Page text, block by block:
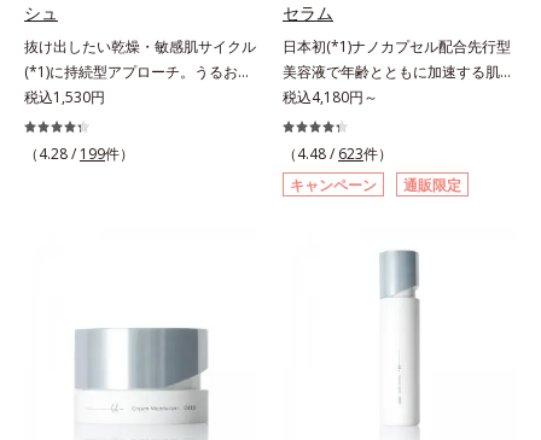
不使用(*5)・パラベンフリー、6つ
のフリー処方で徹底的に肌に寄り添
います。*1 乾燥と敏感をくり返す
こと*2 敏感肌対象連用テスト済
（すべての方のお肌に合うというこ
とではありません）*3 乾燥して敏
物由来アミノ酸（エクトイン）配合
荒れを防ぐ保湿成分*5 ウォッシュ
を除くLM＝さっぱり高保湿タイプ
（脂性肌～普通肌）RM＝しっとり
不使用(*5)・パラベンフリー、6つ
のフリー処方で徹底的に肌に寄り添
います。*1 乾燥と敏感をくり返す
こと*2 敏感肌対象連用テスト済
（すべての方のお肌に合うというこ
とではありません）*3 乾燥して敏
感に感じやすい状態のこと*4 発酵
へ導く保湿成分、植物由来アミノ酸
え、すこやかに保つ保湿成分、微生
荒れを防ぐ保湿成分*5 ウォッシュ
を除くLM＝さっぱり高保湿タイプ
（脂性肌～普通肌）RM＝しっとり
シュ
抜け出したい乾燥・敏感肌サイクル
(*1)に持続型アプローチ。うるおい
を追求した敏感肌用保湿スキンケア
(*2)。うるおいを逃し、刺激を受け
やすい角層の“乾燥敏感スランプ
合。もともと体内にあるアミノ酸は
どまってうるおいを蓄えてくれま
す。刺激を受けやすくなった角層を
うるおいで満たし、脱・敏感肌を目
税込1,530円
（4.28 / 199件）
セラム
日本初(*1)ナノカプセル配合先行型
美容液で年齢とともに加速する肌悩
み(*2)にブレーキを。スキンケアの
打ち止め感に。年齢とともに加速す
る肌悩み(*2)にブレーキをかけ、化
粧水前の土台(*3)づくりで、うるお
いに満ち満ちた内側から弾むような
と不安…。いろいろケアしているの
そんな大人の肌悩みにアプローチす
プセルの表面は肌になじみやすい構
造(*4)。内包した美容成分(*5)の浸
透をサポートし、角層すみずみをう
税込4,180円～
（4.48 / 623件）
キャンペーン
通販限定